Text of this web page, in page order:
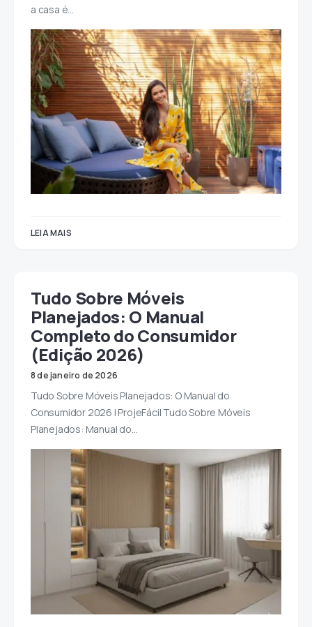
a casa é…
LEIA MAIS
Tudo Sobre Móveis
Planejados: O Manual
Completo do Consumidor
(Edição 2026)
8 de janeiro de 2026
Tudo Sobre Móveis Planejados: O Manual do
Consumidor 2026 | ProjeFácil Tudo Sobre Móveis
Planejados: Manual do…